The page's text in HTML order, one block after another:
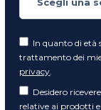
In quanto di età
trattamento dei
privacy.
Desidero
relative ai prodotti